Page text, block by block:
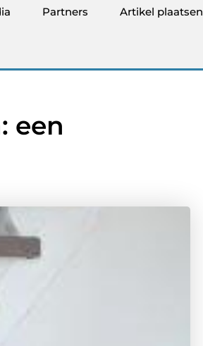
Partners Artikel plaatsen
een